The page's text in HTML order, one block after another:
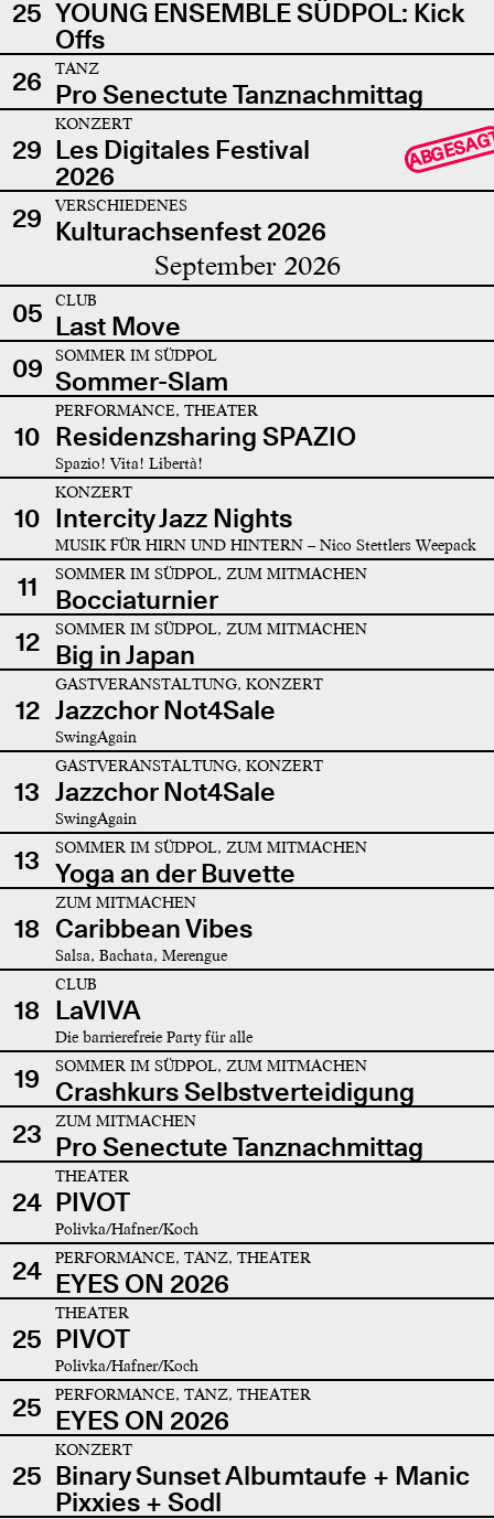
25 YOUNG ENSEMBLE SÜDPOL: Kick
Offs
26
TANZ
Pro Senectute Tanznachmittag
29
KONZERT
Les Digitales Festival
2026
29 VERSCHIEDENES
Kulturachsenfest 2026
September 2026
05 CLUB
Last Move
09
SOMMER IM SÜDPOL
Sommer-Slam
10
PERFORMANCE, THEATER
Residenzsharing SPAZIO
Spazio! Vita! Libertà!
10
KONZERT
Intercity Jazz Nights
MUSIK FÜR HIRN UND HINTERN – Nico Stettlers Weepack
11 SOMMER IM SÜDPOL, ZUM MITMACHEN
Bocciaturnier
12
SOMMER IM SÜDPOL, ZUM MITMACHEN
Big in Japan
12
GASTVERANSTALTUNG, KONZERT
Jazzchor Not4Sale
SwingAgain
13
GASTVERANSTALTUNG, KONZERT
Jazzchor Not4Sale
SwingAgain
13 SOMMER IM SÜDPOL, ZUM MITMACHEN
Yoga an der Buvette
18
ZUM MITMACHEN
Caribbean Vibes
Salsa, Bachata, Merengue
18
CLUB
LaVIVA
Die barrierefreie Party für alle
19 SOMMER IM SÜDPOL, ZUM MITMACHEN
Crashkurs Selbstverteidigung
23
ZUM MITMACHEN
Pro Senectute Tanznachmittag
24
THEATER
PIVOT
Polivka/Hafner/Koch
24 PERFORMANCE, TANZ, THEATER
EYES ON 2026
25
THEATER
PIVOT
Polivka/Hafner/Koch
25 PERFORMANCE, TANZ, THEATER
EYES ON 2026
25
KONZERT
Binary Sunset Albumtaufe + Manic
Pixxies + Sodl